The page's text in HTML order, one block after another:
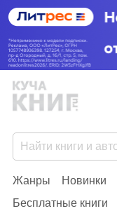
Жанры Новинки
Бесплатные книги